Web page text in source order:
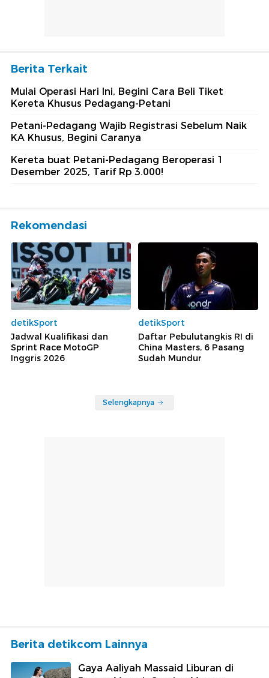
Berita Terkait
Mulai Operasi Hari Ini, Begini Cara Beli Tiket
Kereta Khusus Pedagang-Petani
Petani-Pedagang Wajib Registrasi Sebelum Naik
KA Khusus, Begini Caranya
Kereta buat Petani-Pedagang Beroperasi 1
Desember 2025, Tarif Rp 3.000!
Rekomendasi
detikSport
Jadwal Kualifikasi dan
Sprint Race MotoGP
Inggris 2026
detikSport
Daftar Pebulutangkis RI di
China Masters, 6 Pasang
Sudah Mundur
Selengkapnya
Berita detikcom Lainnya
Gaya Aaliyah Massaid Liburan di